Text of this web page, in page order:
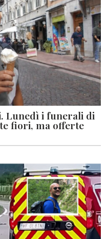
Lunedì i funerali di
fiori, ma offerte